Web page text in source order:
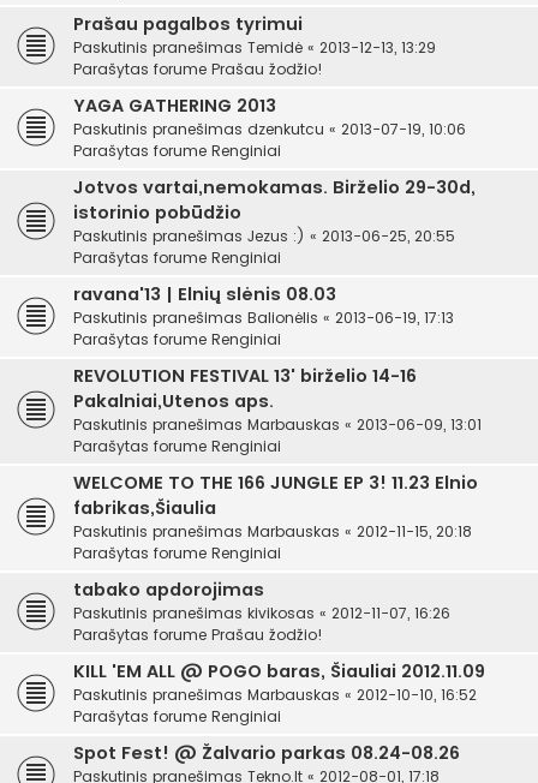
Prašau pagalbos tyrimui
Paskutinis pranešimas Temidė « 2013-12-13, 13:29
Parašytas forume Prašau žodžio!
YAGA GATHERING 2013
Paskutinis pranešimas dzenkutcu « 2013-07-19, 10:06
Parašytas forume Renginiai
Jotvos vartai,nemokamas. Birželio 29-30d,
istorinio pobūdžio
Paskutinis pranešimas Jezus :) « 2013-06-25, 20:55
Parašytas forume Renginiai
ravana'13 | Elnių slėnis 08.03
Paskutinis pranešimas Balionėlis « 2013-06-19, 17:13
Parašytas forume Renginiai
REVOLUTION FESTIVAL 13' birželio 14-16
Pakalniai,Utenos aps.
Paskutinis pranešimas Marbauskas « 2013-06-09, 13:01
Parašytas forume Renginiai
WELCOME TO THE 166 JUNGLE EP 3! 11.23 Elnio
fabrikas,Šiaulia
Paskutinis pranešimas Marbauskas « 2012-11-15, 20:18
Parašytas forume Renginiai
tabako apdorojimas
Paskutinis pranešimas kivikosas « 2012-11-07, 16:26
Parašytas forume Prašau žodžio!
KILL 'EM ALL @ POGO baras, Šiauliai 2012.11.09
Paskutinis pranešimas Marbauskas « 2012-10-10, 16:52
Parašytas forume Renginiai
Spot Fest! @ Žalvario parkas 08.24-08.26
Paskutinis pranešimas Tekno.lt « 2012-08-01, 17:18